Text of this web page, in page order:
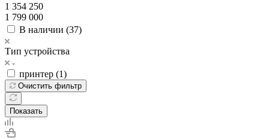
1 354 250
1 799 000
В наличии (37)
Тип устройства
принтер (1)
Очистить фильтр
Показать